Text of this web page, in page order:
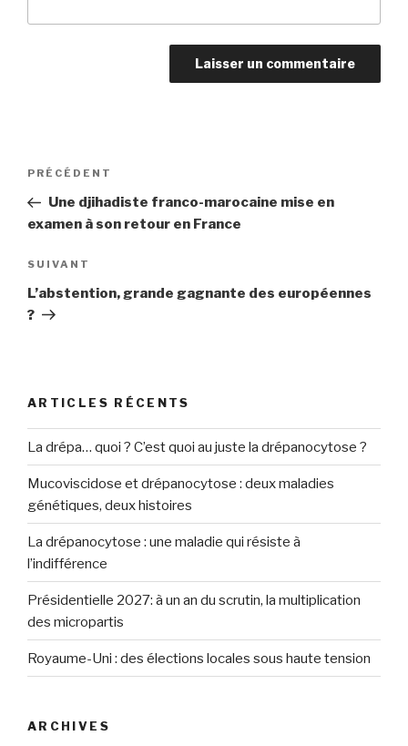
Navigation
l’article
Article
précédent
PRÉCÉDENT
Une djihadiste franco-marocaine mise en
examen à son retour en France
Article
suivant
SUIVANT
L’abstention, grande gagnante des européennes
?
ARTICLES RÉCENTS
La drépa… quoi ? C’est quoi au juste la drépanocytose ?
Mucoviscidose et drépanocytose : deux maladies
génétiques, deux histoires
La drépanocytose : une maladie qui résiste à
l’indifférence
Présidentielle 2027: à un an du scrutin, la multiplication
des micropartis
Royaume-Uni : des élections locales sous haute tension
ARCHIVES